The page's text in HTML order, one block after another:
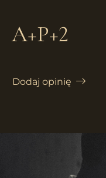
A+P+2
Dodaj opinię